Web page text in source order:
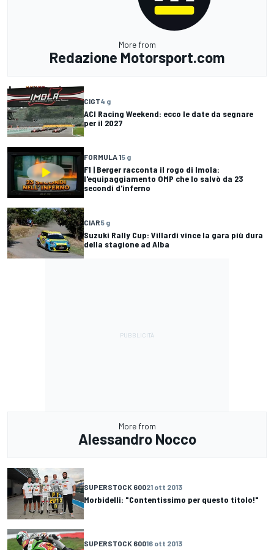
More from
Redazione Motorsport.com
CIGT4 g
ACI Racing Weekend: ecco le date da segnare
per il 2027
FORMULA 15 g
F1 | Berger racconta il rogo di Imola:
l'equipaggiamento OMP che lo salvò da 23
secondi d'inferno
CIAR5 g
Suzuki Rally Cup: Villardi vince la gara più dura
della stagione ad Alba
More from
Alessandro Nocco
SUPERSTOCK 60021 ott 2013
Morbidelli: "Contentissimo per questo titolo!"
SUPERSTOCK 60016 ott 2013